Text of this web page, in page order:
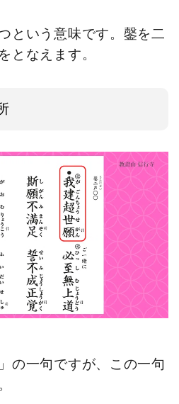
という意味です。鏧を二
となえます。
の一句ですが、この一句